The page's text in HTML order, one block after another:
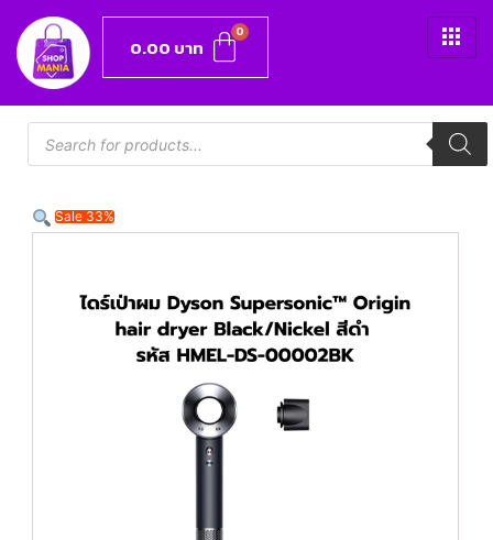
0.00 บาท
Sale 33%